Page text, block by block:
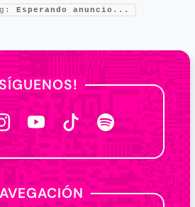
Esperando anuncio...